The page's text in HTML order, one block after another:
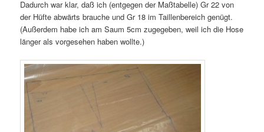
Dadurch war klar, daß ich (entgegen der Maßtabelle) Gr 22 von
der Hüfte abwärts brauche und Gr 18 im Taillenbereich genügt.
(Außerdem habe ich am Saum 5cm zugegeben, weil ich die Hose
länger als vorgesehen haben wollte.)